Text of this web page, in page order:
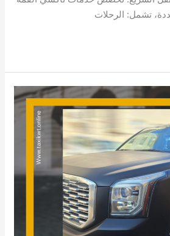
تشمل: الرحلات